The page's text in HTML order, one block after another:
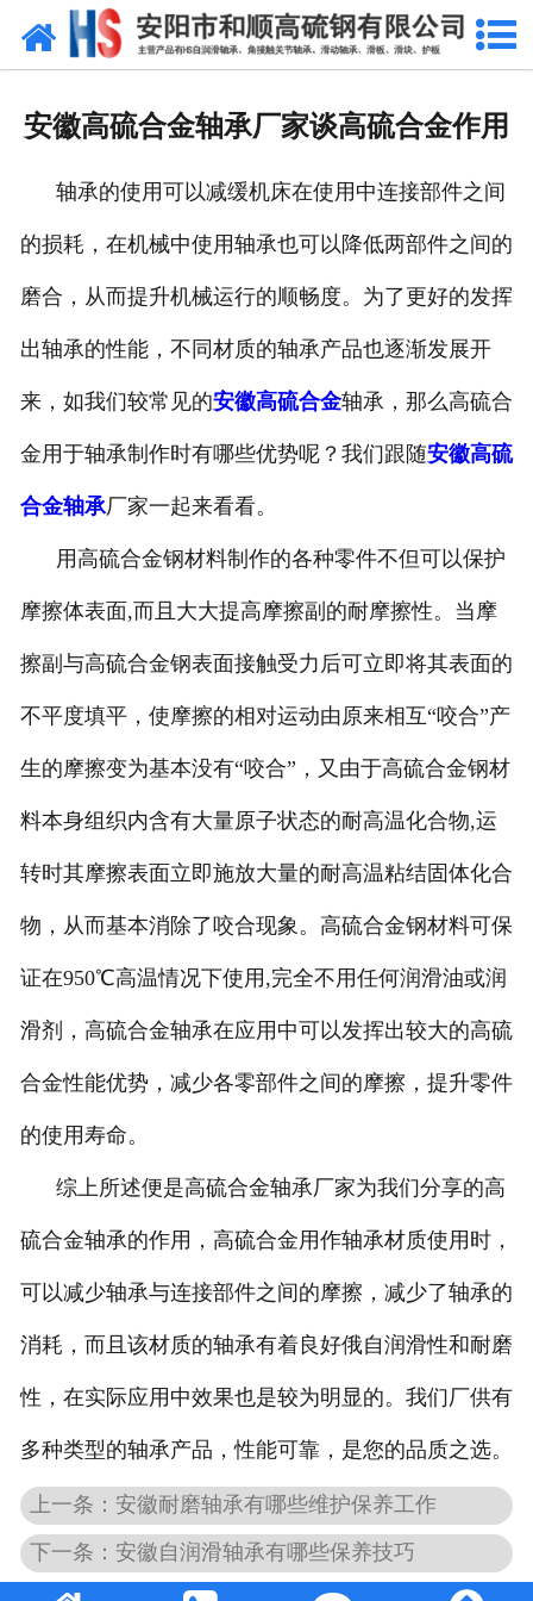
网站首页
技术参数
业绩证明
联系我们
安徽高硫合金轴承厂家谈高硫合金作用
轴承的使用可以减缓机床在使用中连接部件之间
的损耗，在机械中使用轴承也可以降低两部件之间的
磨合，从而提升机械运行的顺畅度。为了更好的发挥
出轴承的性能，不同材质的轴承产品也逐渐发展开
来，如我们较常见的安徽高硫合金轴承，那么高硫合
金用于轴承制作时有哪些优势呢？我们跟随安徽高硫
合金轴承厂家一起来看看。
用高硫合金钢材料制作的各种零件不但可以保护
摩擦体表面,而且大大提高摩擦副的耐摩擦性。当摩
擦副与高硫合金钢表面接触受力后可立即将其表面的
不平度填平，使摩擦的相对运动由原来相互“咬合”产
生的摩擦变为基本没有“咬合”，又由于高硫合金钢材
料本身组织内含有大量原子状态的耐高温化合物,运
转时其摩擦表面立即施放大量的耐高温粘结固体化合
物，从而基本消除了咬合现象。高硫合金钢材料可保
证在950℃高温情况下使用,完全不用任何润滑油或润
滑剂，高硫合金轴承在应用中可以发挥出较大的高硫
合金性能优势，减少各零部件之间的摩擦，提升零件
的使用寿命。
综上所述便是高硫合金轴承厂家为我们分享的高
硫合金轴承的作用，高硫合金用作轴承材质使用时，
可以减少轴承与连接部件之间的摩擦，减少了轴承的
消耗，而且该材质的轴承有着良好俄自润滑性和耐磨
性，在实际应用中效果也是较为明显的。我们厂供有
多种类型的轴承产品，性能可靠，是您的品质之选。
上一条：安徽耐磨轴承有哪些维护保养工作
下一条：安徽自润滑轴承有哪些保养技巧